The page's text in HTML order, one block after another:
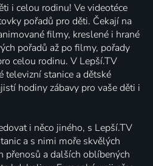
i celou rodinu! Ve videotéce
pořadů pro děti. Čekají na
filmy, kreslené i hrané
pořadů až po filmy, pořady
celou rodinu. V Lepší.TV
televizní stanice a dětské
hodiny zábavy pro vaše děti i
i něco jiného, s Lepší.TV
a s nimi moře skvělých
a dalších oblíbených